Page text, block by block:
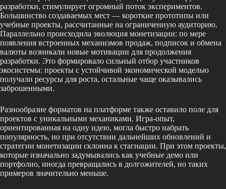
разработки, стимулирует огромный поток экспериментов.
Большинство создаваемых мест — короткие прототипы или
учебные проекты, рассчитанные на ограниченную аудиторию.
Параллельно происходила эволюция монетизации: по мере
появления встроенных механизмов продаж, подписок и обмена
валюты возникали новые мотивации для продолжения
разработки. Это формировало сильный отбор участников
экосистемы: проекты с устойчивой экономической моделью
получали ресурсы для роста, остальные чаще оказывались
заброшенными.
Разнообразие форматов на платформе также оставило поле для
проектов с уникальными механиками. Игра-опыт,
ориентированная на одну идею, могла быстро набрать
популярность, но при отсутствии дальнейших обновлений и
стратегии монетизации склонна к стагнации. При этом проекты,
которые изначально задумывались как учебные демо или
портфолио, иногда превращались в долгожителей, но таких
примеров значительно меньше.